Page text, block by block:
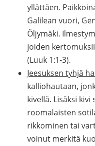
yllättäen.
Galilean vuori,
Öljymäki.
joiden
(Luuk 1:1-3).
Jeesuksen tyhjä
kalliohautaan,
kivellä. Lisäksi
roomalaisten
rikkominen tai
voinut merkitä